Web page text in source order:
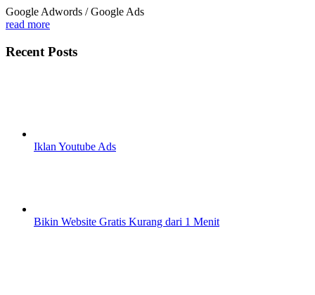
Google Adwords / Google Ads
read more
Recent Posts
Iklan Youtube Ads
Bikin Website Gratis Kurang dari 1 Menit